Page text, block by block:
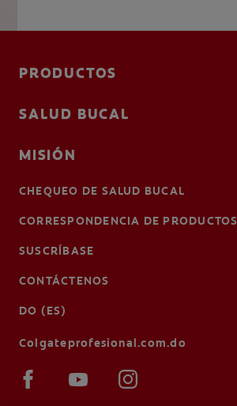
PRODUCTOS
SALUD BUCAL
MISIÓN
CHEQUEO DE SALUD BUCAL
CORRESPONDENCIA DE PRODUCTOS
SUSCRÍBASE
CONTÁCTENOS
DO (ES)
Colgateprofesional.com.do